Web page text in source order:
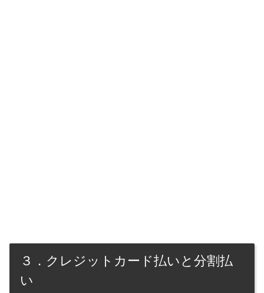
３．クレジットカード払いと分割払
い